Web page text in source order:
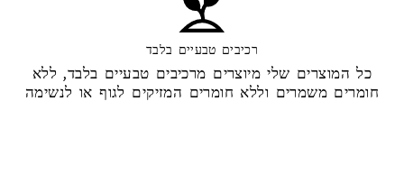
רכיבים טבעיים בלבד
כל המוצרים שלי מיוצרים מרכיבים טבעיים בלבד, ללא
חומרים משמרים וללא חומרים המזיקים לגוף או לנשימה